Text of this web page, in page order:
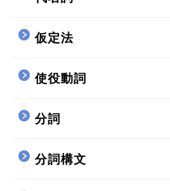
仮定法
使役動詞
分詞
分詞構文